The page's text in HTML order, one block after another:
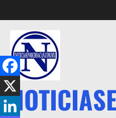
al
contenido